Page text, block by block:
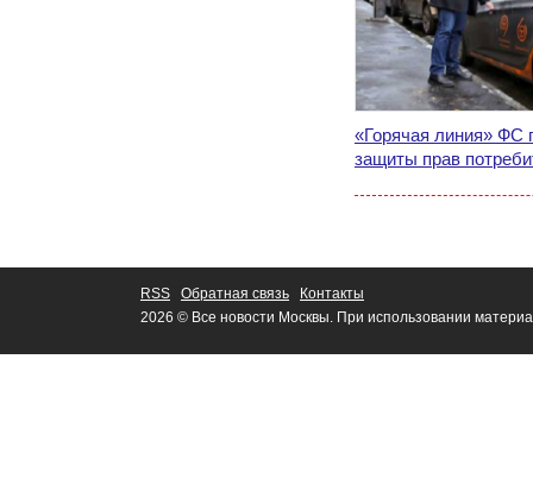
«Горячая линия» ФС
защиты прав
RSS Обратная связь
Контакты
2026 © Все новости Москвы. При использовании